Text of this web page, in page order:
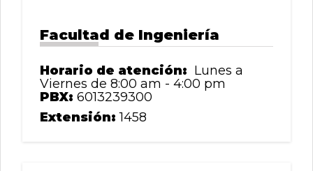
Facultad de Ingeniería
Horario de atención: Lunes a
Viernes de 8:00 am - 4:00 pm
PBX: 6013239300
Extensión: 1458
Anterior